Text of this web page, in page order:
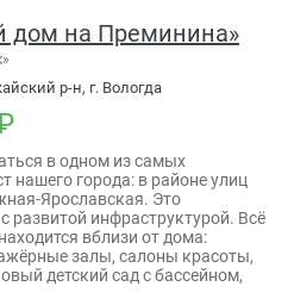
на Преминина»
р-н, г. Вологда
в одном из самых
нашего города: в районе улиц
Ярославская. Это
развитой инфраструктурой. Всё
вблизи от дома:
залы, салоны красоты,
детский сад с бассейном,